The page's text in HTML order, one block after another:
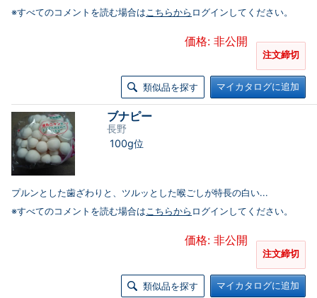
※すべてのコメントを読む場合はこちらから ログインしてください。
価格: 非公開
注文締切
類似品を探す マイカタログに追加
ブナピー
長野
100g位
プルンとした歯ざわりと、ツルッとした喉ごしが特長の白い...
※すべてのコメントを読む場合はこちらから ログインしてください。
価格: 非公開
注文締切
類似品を探す マイカタログに追加